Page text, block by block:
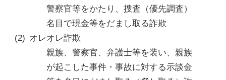
警察官等をかたり、捜査（優先調査）
名目で現金等をだまし取る詐欺
オレオレ詐欺
親族、警察官、弁護士等を装い、親族
が起こした事件・事故に対する示談金